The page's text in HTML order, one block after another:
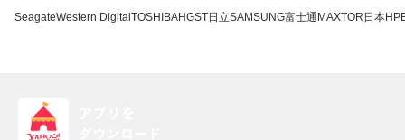
SeagateWestern Digital TOSHIBAHGST日立SAMSUNG富士通 MAXTOR 日本HP